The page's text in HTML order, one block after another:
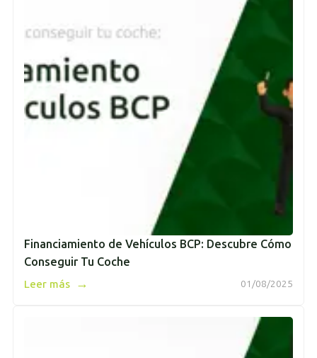
Financiamiento de Vehículos BCP: Descubre Cómo
Conseguir Tu Coche
01/08/2025
Leer más →